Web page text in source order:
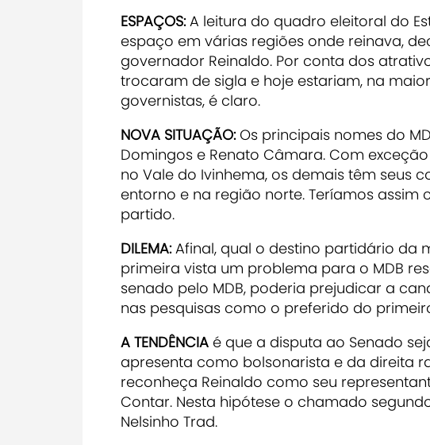
ESPAÇOS:A leitura do quadro eleitoral do
espaço em várias regiões onde reinava,
governador Reinaldo. Por conta dos
trocaram de sigla e hoje estariam, na
governistas, é claro.
NOVA SITUAÇÃO: Os principais nomes do
Domingos e Renato Câmara. Com
no Vale do Ivinhema, os demais têm seus
entorno e na região norte. Teríamos
partido.
DILEMA:Afinal, qual o destino partidário da
primeira vista um problema para o MDB
senado pelo MDB, poderia prejudicar a
nas pesquisas como o preferido do
A TENDÊNCIA é que a disputa ao Senado
apresenta como bolsonarista e da direita
reconheça Reinaldo como seu
Contar. Nesta hipótese o chamado
Nelsinho Trad.